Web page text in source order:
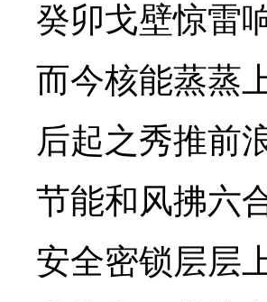
癸卯戈壁惊雷
而今核能蒸蒸
后起之秀推前
节能和风拂六
安全密锁层层